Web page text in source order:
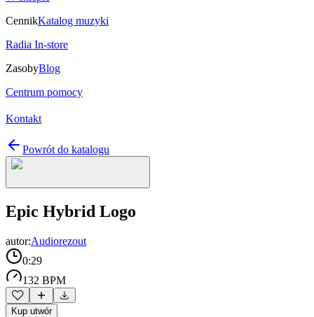
CennikKatalog muzyki
Radia In-store
ZasobyBlog
Centrum pomocy
Kontakt
Powrót do katalogu
Epic Hybrid Logo
autor:Audiorezout
0:29
132 BPM
Kup utwór